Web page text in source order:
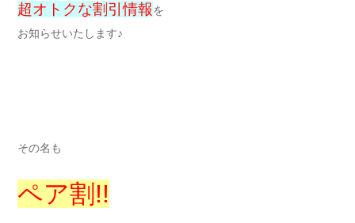
超オトクな割引情報を
お知らせいたします♪
その名も
ペア割!!